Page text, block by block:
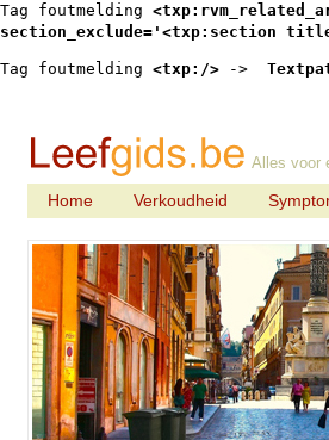
Tag foutmelding
section_exclude='<txp:section
Tag foutmelding <txp:/> ->
Alles voor
Home Verkoudheid